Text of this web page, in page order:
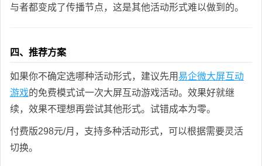
与者都变成了传播节点，这是其他活动形式难以做到的。
四、推荐方案
如果你不确定选哪种活动形式，建议先用易企微大屏互动
游戏的免费模式试一次大屏互动游戏活动。效果好就继
续，效果不理想再尝试其他形式。试错成本为零。
付费版298元/月，支持多种活动形式，可以根据需要灵活
切换。